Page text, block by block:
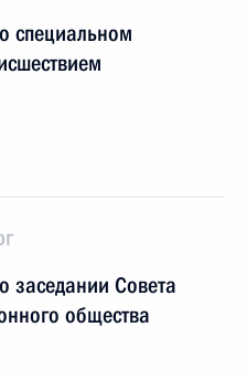
специальном
заседании Совета
общества